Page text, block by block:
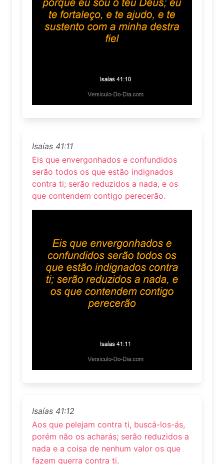
Isaías 41:11
Eis que envergonhados e confundidos
serão todos os que estão indignados
contra ti; serão reduzidos a nada, e os
que contendem contigo perecerão.
Isaías 41:12
Aos que pelejam contra ti, buscá-los-ás,
porém não os acharás; serão reduzidos a
nada e a coisa de nenhum valor os que
fazem guerra contra ti.